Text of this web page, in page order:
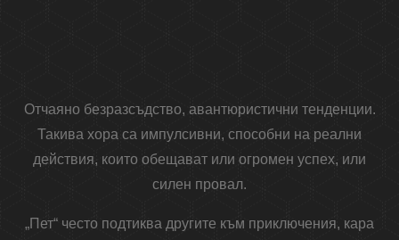
Отчаяно безразсъдство, авантюристични тенденции.
Такива хора са импулсивни, способни на реални
действия, които обещават или огромен успех, или
силен провал.
„Пет“ често подтиква другите към приключения, кара